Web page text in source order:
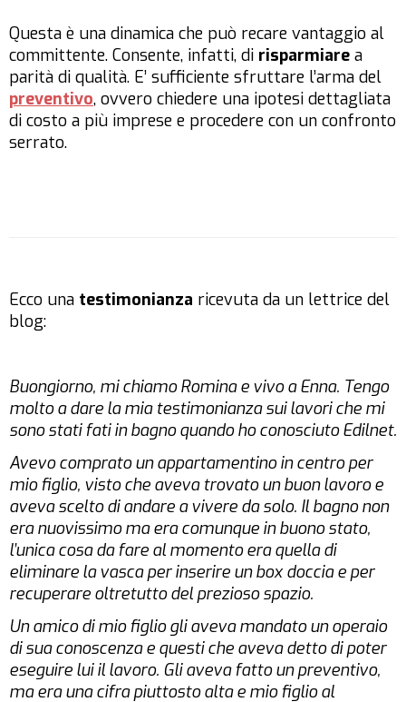
Questa è una dinamica che può recare vantaggio al
committente. Consente, infatti, di risparmiare a
parità di qualità. E’ sufficiente sfruttare l’arma del
preventivo, ovvero chiedere una ipotesi dettagliata
di costo a più imprese e procedere con un confronto
serrato.
Ecco una testimonianza ricevuta da un lettrice del
blog:
Buongiorno, mi chiamo Romina e vivo a Enna. Tengo
molto a dare la mia testimonianza sui lavori che mi
sono stati fati in bagno quando ho conosciuto Edilnet.
Avevo comprato un appartamentino in centro per
mio figlio, visto che aveva trovato un buon lavoro e
aveva scelto di andare a vivere da solo. Il bagno non
era nuovissimo ma era comunque in buono stato,
l’unica cosa da fare al momento era quella di
eliminare la vasca per inserire un box doccia e per
recuperare oltretutto del prezioso spazio.
Un amico di mio figlio gli aveva mandato un operaio
di sua conoscenza e questi che aveva detto di poter
eseguire lui il lavoro. Gli aveva fatto un preventivo,
ma era una cifra piuttosto alta e mio figlio al